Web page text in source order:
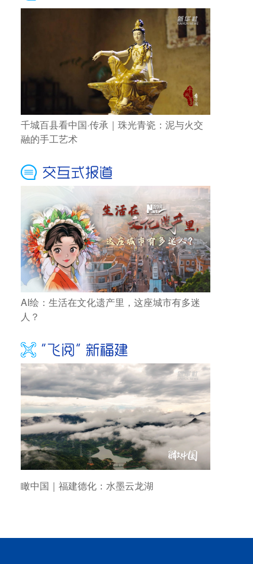
千城百县看中国·传承｜珠光青瓷：泥与火交
融的手工艺术
AI绘：生活在文化遗产里，这座城市有多迷
人？
瞰中国｜福建德化：水墨云龙湖